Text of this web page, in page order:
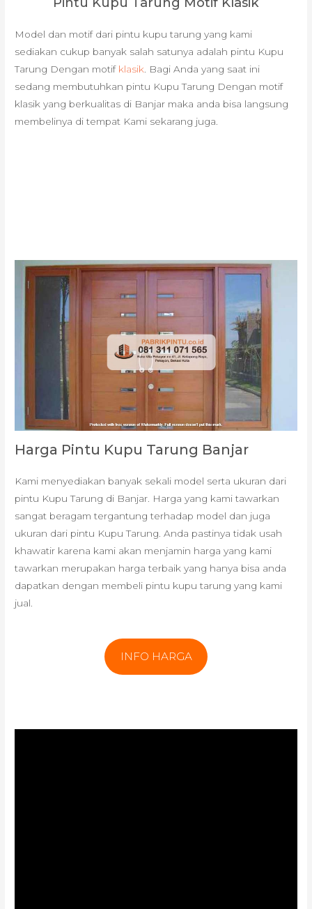
Model dan motif dari pintu kupu tarung yang kami
sediakan cukup banyak salah satunya adalah pintu Kupu
Tarung Dengan motif klasik . Bagi Anda yang saat ini
sedang membutuhkan pintu Kupu Tarung Dengan motif
klasik yang berkualitas di Banjar maka anda bisa langsung
membelinya di tempat Kami sekarang juga.
Harga Pintu Kupu Tarung Banjar
Kami menyediakan banyak sekali model serta ukuran dari
pintu Kupu Tarung di Banjar. Harga yang kami tawarkan
sangat beragam tergantung terhadap model dan juga
ukuran dari pintu Kupu Tarung. Anda pastinya tidak usah
khawatir karena kami akan menjamin harga yang kami
tawarkan merupakan harga terbaik yang hanya bisa anda
dapatkan dengan membeli pintu kupu tarung yang kami
jual.
INFO HARGA